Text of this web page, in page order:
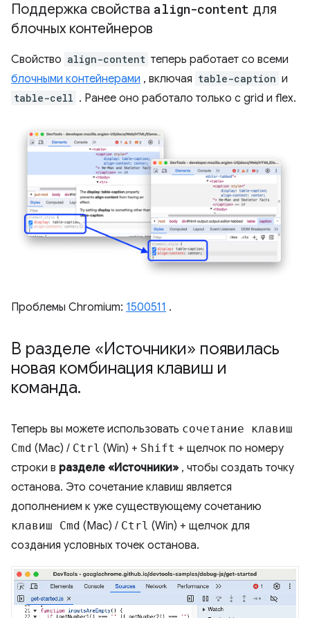
Поддержка свойства align-content для
блочных контейнеров
Свойство align-content теперь работает со всеми
блочными контейнерами , включая table-caption и
table-cell . Ранее оно работало только с grid и flex.
Проблемы Chromium: 1500511 .
В разделе «Источники» появилась
новая комбинация клавиш и
команда.
Теперь вы можете использовать сочетание клавиш
Cmd (Mac) / Ctrl (Win) + Shift + щелчок по номеру
строки в разделе «Источники» , чтобы создать точку
останова. Это сочетание клавиш является
дополнением к уже существующему сочетанию
клавиш Cmd (Mac) / Ctrl (Win) + щелчок для
создания условных точек останова.